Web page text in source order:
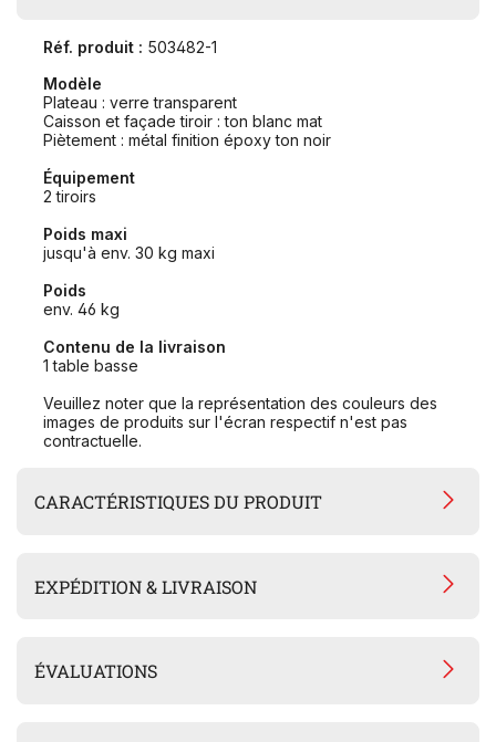
Réf. produit : 503482-1
Modèle
Plateau : verre transparent
Caisson et façade tiroir : ton blanc mat
Piètement : métal finition époxy ton noir
Équipement
2 tiroirs
Poids maxi
jusqu'à env. 30 kg maxi
Poids
env. 46 kg
Contenu de la livraison
1 table basse
Veuillez noter que la représentation des couleurs des
images de produits sur l'écran respectif n'est pas
contractuelle.
CARACTÉRISTIQUES DU PRODUIT
EXPÉDITION & LIVRAISON
ÉVALUATIONS